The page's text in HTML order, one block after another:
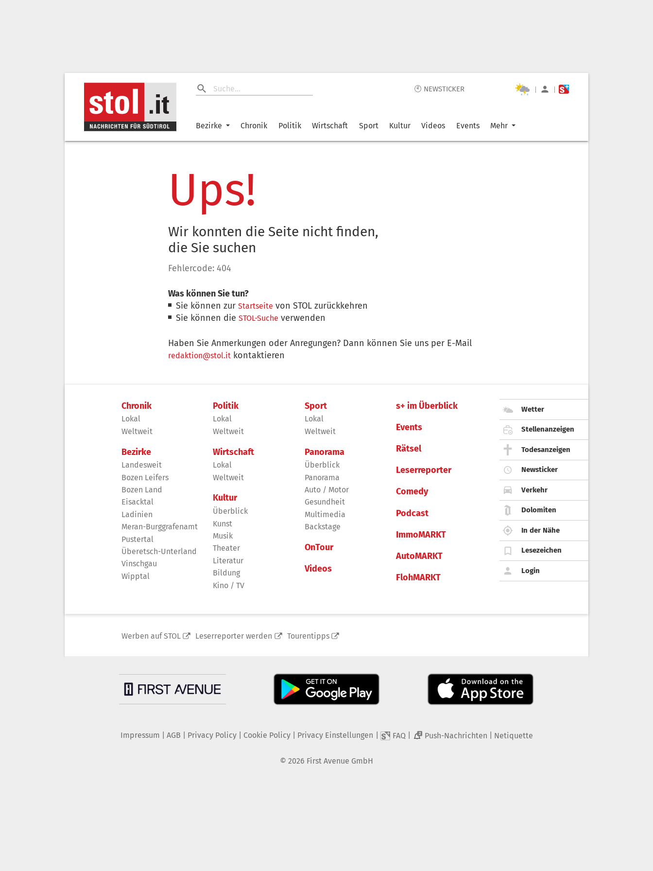
🕙 NEWSTICKER | |
Bezirke Chronik Politik Wirtschaft Sport Kultur Videos Events Mehr
Ups!
Wir konnten die Seite nicht finden,
die Sie suchen
Fehlercode: 404
Was können Sie tun?
Sie können zurStartseite von STOL zurückkehren
Sie können dieSTOL-Suche verwenden
Haben Sie Anmerkungen oder Anregungen? Dann können Sie uns per E-Mail
redaktion@stol.it kontaktieren
Chronik
Lokal
Weltweit
Bezirke
Landesweit
Bozen Leifers
Bozen Land
Eisacktal
Ladinien
Meran-Burggrafenamt
Pustertal
Überetsch-Unterland
Vinschgau
Wipptal
Politik
Lokal
Weltweit
Wirtschaft
Lokal
Weltweit
Kultur
Überblick
Kunst
Musik
Theater
Literatur
Bildung
Kino / TV
Sport
Lokal
Weltweit
Panorama
Überblick
Panorama
Auto / Motor
Gesundheit
Multimedia
Backstage
OnTour
Videos
s+ im Überblick
Events
Rätsel
Leserreporter
Comedy
Podcast
ImmoMARKT
AutoMARKT
FlohMARKT
Wetter
Stellenanzeigen
Todesanzeigen
Newsticker
Verkehr
Dolomiten
In der Nähe
Lesezeichen
Login
Werben auf STOL Leserreporter werden Tourentipps
Impressum AGB Privacy Policy| Cookie Policy| Privacy Einstellungen FAQ 2 Push-Nachrichten Netiquette
© 2026 First Avenue GmbH